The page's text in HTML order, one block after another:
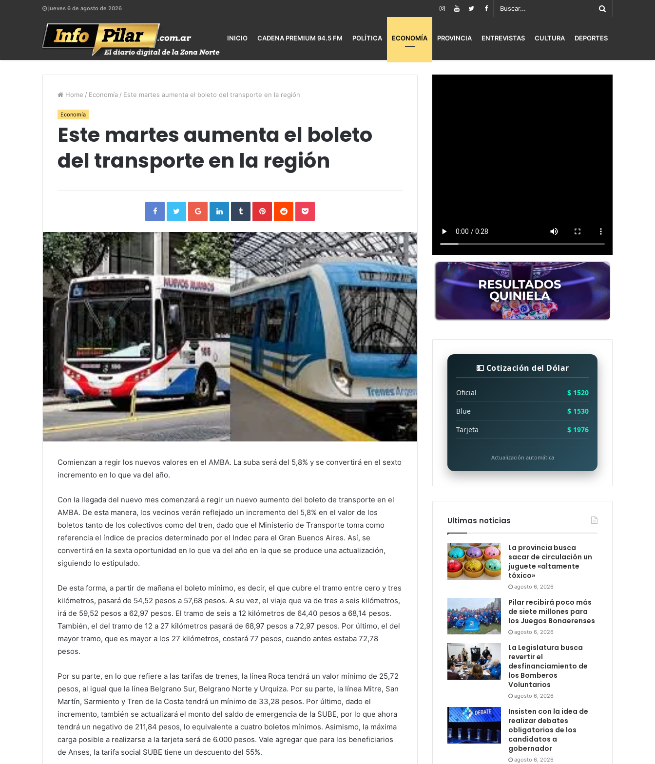
jueves 6 de agosto de 2026
INICIO CADENA PREMIUM 94.5 FM POLÍTICA ECONOMÍA PROVINCIA ENTREVISTAS CULTURA DEPORTES
Home / Economía / Este martes aumenta el boleto del transporte en la región
Economía
Este martes aumenta el boleto
del transporte en la región
FacebookTwitterGoogle+LinkedInTumblrPinterestReddit Pocket
Comienzan a regir los nuevos valores en el AMBA. La suba será del 5,8% y se convertirá en el sexto
incremento en lo que va del año.
Con la llegada del nuevo mes comenzará a regir un nuevo aumento del boleto de transporte en el
AMBA. De esta manera, los vecinos verán reflejado un incremento del 5,8% en el valor de los
boletos tanto de los colectivos como del tren, dado que el Ministerio de Transporte toma como
referencia el índice de precios determinado por el Indec para el Gran Buenos Aires. Así, se
convertirá en la sexta oportunidad en lo que va del año en la que se produce una actualización,
siguiendo lo estipulado.
De esta forma, a partir de mañana el boleto mínimo, es decir, el que cubre el tramo entre cero y tres
kilómetros, pasará de 54,52 pesos a 57,68 pesos. A su vez, el viaje que va de tres a seis kilómetros,
irá de 59,52 pesos a 62,97 pesos. El tramo de seis a 12 kilómetros de 64,40 pesos a 68,14 pesos.
También, el del tramo de 12 a 27 kilómetros pasará de 68,97 pesos a 72,97 pesos. Por último, el del
mayor tramo, que es mayor a los 27 kilómetros, costará 77 pesos, cuando antes estaba 72,78
pesos.
Por su parte, en lo que refiere a las tarifas de trenes, la línea Roca tendrá un valor mínimo de 25,72
pesos, al igual que la línea Belgrano Sur, Belgrano Norte y Urquiza. Por su parte, la línea Mitre, San
Martín, Sarmiento y Tren de la Costa tendrá un mínimo de 33,28 pesos. Por último, dado el
incremento, también se actualizará el monto del saldo de emergencia de la SUBE, por lo que ahora
tendrá un negativo de 211,84 pesos, lo equivalente a cuatro boletos mínimos. Asimismo, la máxima
carga posible a realizarse a la tarjeta será de 6.000 pesos. Vale agregar que para los beneficiarios
de Anses, la tarifa social SUBE tiene un descuento del 55%.
💵 Cotización del Dólar
Oficial
$ 1520
Blue
$ 1530
Tarjeta
$ 1976
Actualización automática
Ultimas noticias
La provincia busca
sacar de circulación un
juguete «altamente
tóxico»
agosto 6, 2026
Pilar recibirá poco más
de siete millones para
los Juegos Bonaerenses
agosto 6, 2026
La Legislatura busca
revertir el
desfinanciamiento de
los Bomberos
Voluntarios
agosto 6, 2026
Insisten con la idea de
realizar debates
obligatorios de los
candidatos a
gobernador
agosto 6, 2026